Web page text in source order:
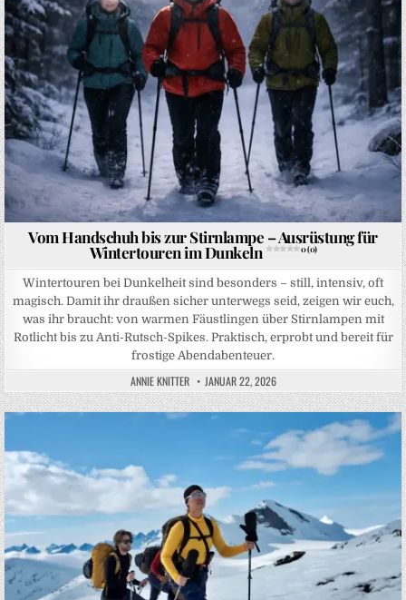
Vom Handschuh bis zur Stirnlampe – Ausrüstung für
Wintertouren im Dunkeln 0 (0)
Wintertouren bei Dunkelheit sind besonders – still, intensiv, oft
magisch. Damit ihr draußen sicher unterwegs seid, zeigen wir euch,
was ihr braucht: von warmen Fäustlingen über Stirnlampen mit
Rotlicht bis zu Anti-Rutsch-Spikes. Praktisch, erprobt und bereit für
frostige Abendabenteuer.
ANNIE KNITTER JANUAR 22, 2026